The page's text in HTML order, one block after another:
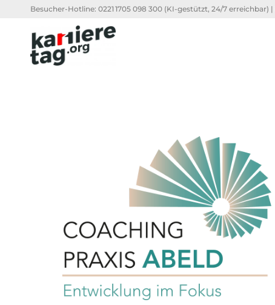
Besucher-Hotline: 0221 1705 098 300 (KI-gestützt, 24/7 erreichbar) |